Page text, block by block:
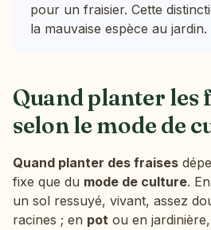
pour un fraisier. Cette
la mauvaise espèce au jardin.
Quand planter les
selon le mode de
Quand planter des fraises
fixe que du mode de culture. En
un sol ressuyé, vivant, assez
racines ; en pot ou en